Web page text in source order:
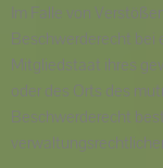
Im Falle von
Beschwerderecht bei
Mitgliedstaat ihres
oder des Orts des
Beschwerderecht